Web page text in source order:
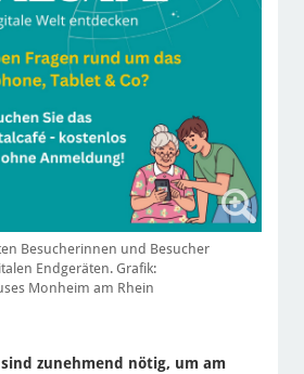
Besucherinnen und Besucher
Endgeräten. Grafik:
Monheim am Rhein
zunehmend nötig, um am